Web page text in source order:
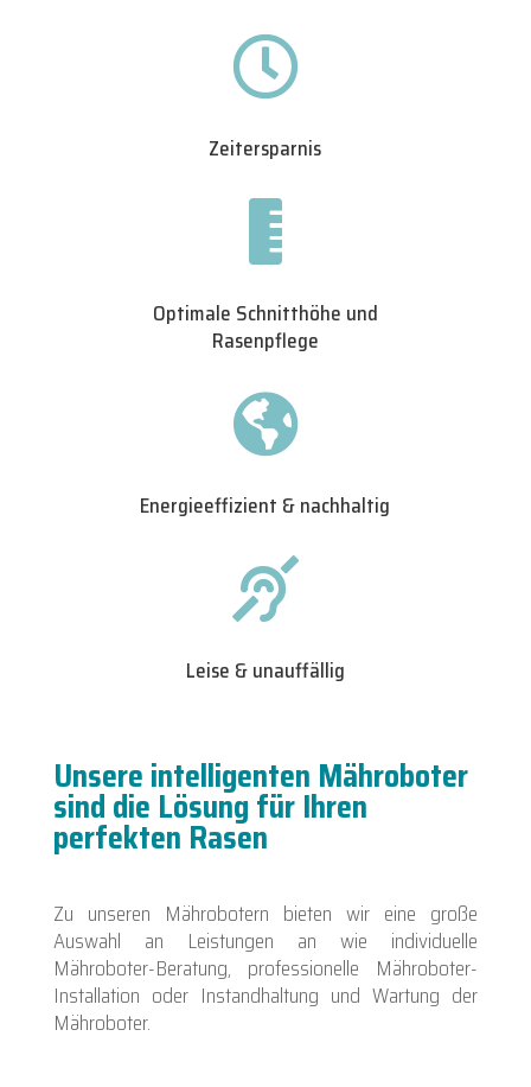

Zeitersparnis

Optimale Schnitthöhe und
Rasenpflege

Energieeffizient & nachhaltig

Leise & unauffällig
Unsere intelligenten Mähroboter
sind die Lösung für Ihren
perfekten Rasen
Zu unseren Mährobotern bieten wir eine große
Auswahl an Leistungen an wie individuelle
Mähroboter-Beratung, professionelle Mähroboter-
Installation oder Instandhaltung und Wartung der
Mähroboter.